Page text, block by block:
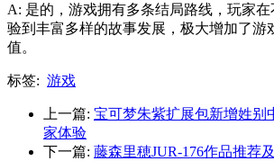
A: 是的，游戏拥有多条结局路线，玩家
验到丰富多样的故事发展，极大增加了游
值。
标签: 游戏
上一篇: 宝可梦朱紫扩展包新增姓别
家体验
下一篇: 藤森里穂JUR-176作品推荐